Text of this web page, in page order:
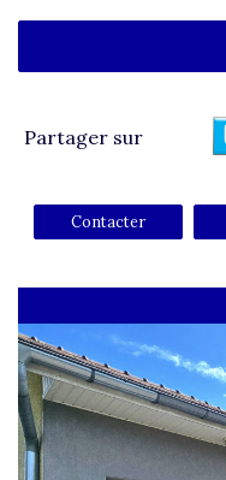
Partager sur
Contacter